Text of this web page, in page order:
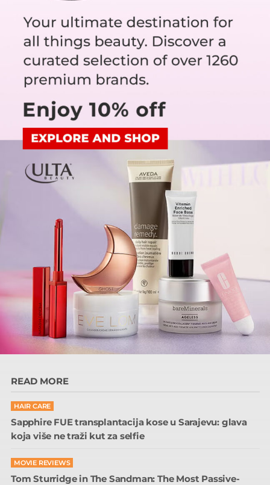
READ MORE
HAIR CARE
Sapphire FUE transplantacija kose u Sarajevu: glava
koja više ne traži kut za selfie
MOVIE REVIEWS
Tom Sturridge in The Sandman: The Most Passive-